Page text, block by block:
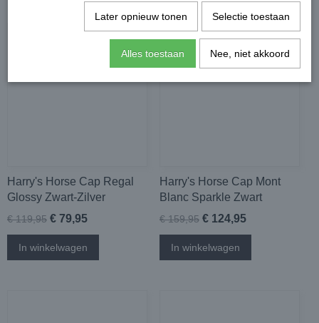
Harry's Horse Cap Regal
Glossy Zwart-Zilver
€ 119,95 € 79,95
In winkelwagen
Harry's Horse Cap Mont
Blanc Sparkle Zwart
€ 159,95 € 124,95
In winkelwagen
Later opnieuw tonen Selectie toestaan
Alles toestaan Nee, niet akkoord